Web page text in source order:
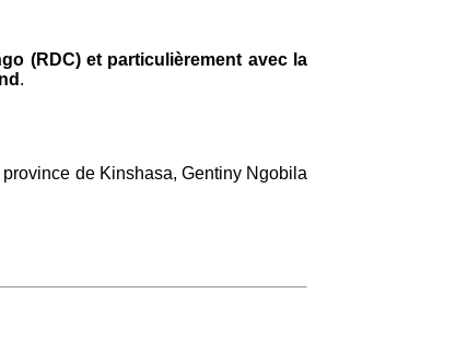
(RDC) et particulièrement avec la
.
de Kinshasa, Gentiny Ngobila